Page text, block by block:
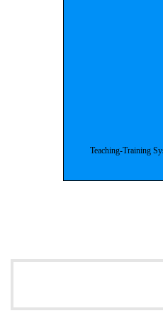
Teaching-Training